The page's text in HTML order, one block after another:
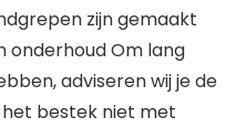
zijn gemaakt
onderhoud Om lang
adviseren wij je de
bestek niet met